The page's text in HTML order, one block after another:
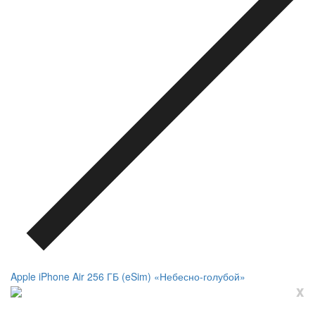
Apple iPhone Air 256 ГБ (eSim) «Небесно-голубой»
x